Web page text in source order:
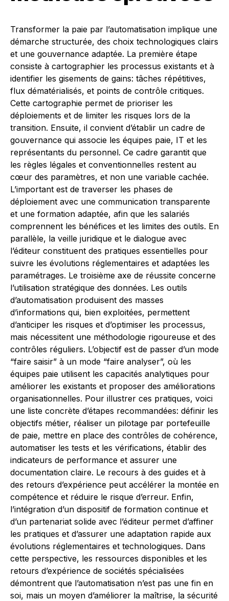
Transformer la paie par l’automatisation implique une
démarche structurée, des choix technologiques clairs
et une gouvernance adaptée. La première étape
consiste à cartographier les processus existants et à
identifier les gisements de gains: tâches répétitives,
flux dématérialisés, et points de contrôle critiques.
Cette cartographie permet de prioriser les
déploiements et de limiter les risques lors de la
transition. Ensuite, il convient d’établir un cadre de
gouvernance qui associe les équipes paie, IT et les
représentants du personnel. Ce cadre garantit que
les règles légales et conventionnelles restent au
cœur des paramètres, et non une variable cachée.
L’important est de traverser les phases de
déploiement avec une communication transparente
et une formation adaptée, afin que les salariés
comprennent les bénéfices et les limites des outils. En
parallèle, la veille juridique et le dialogue avec
l’éditeur constituent des pratiques essentielles pour
suivre les évolutions réglementaires et adaptées les
paramétrages. Le troisième axe de réussite concerne
l’utilisation stratégique des données. Les outils
d’automatisation produisent des masses
d’informations qui, bien exploitées, permettent
d’anticiper les risques et d’optimiser les processus,
mais nécessitent une méthodologie rigoureuse et des
contrôles réguliers. L’objectif est de passer d’un mode
“faire saisir” à un mode “faire analyser”, où les
équipes paie utilisent les capacités analytiques pour
améliorer les existants et proposer des améliorations
organisationnelles. Pour illustrer ces pratiques, voici
une liste concrète d’étapes recommandées: définir les
objectifs métier, réaliser un pilotage par portefeuille
de paie, mettre en place des contrôles de cohérence,
automatiser les tests et les vérifications, établir des
indicateurs de performance et assurer une
documentation claire. Le recours à des guides et à
des retours d’expérience peut accélérer la montée en
compétence et réduire le risque d’erreur. Enfin,
l’intégration d’un dispositif de formation continue et
d’un partenariat solide avec l’éditeur permet d’affiner
les pratiques et d’assurer une adaptation rapide aux
évolutions réglementaires et technologiques. Dans
cette perspective, les ressources disponibles et les
retours d’expérience de sociétés spécialisées
démontrent que l’automatisation n’est pas une fin en
soi, mais un moyen d’améliorer la maîtrise, la sécurité